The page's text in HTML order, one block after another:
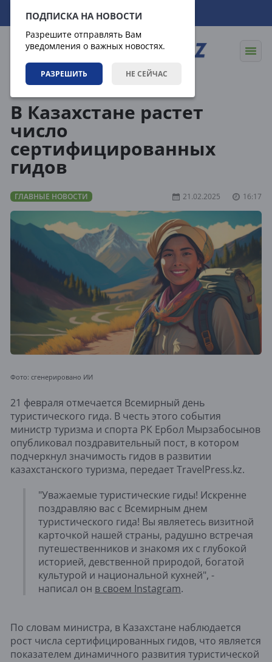
ПОДПИСКА НА НОВОСТИ
Разрешите отправлять Вам
уведомления о важных новостях.
РАЗРЕШИТЬ НЕ СЕЙЧАС
10.08.2026 13:16:22
В Казахстане растет
число
сертифицированных
гидов
ГЛАВНЫЕ НОВОСТИ 21.02.2025 16:17
Фото: сгенерировано ИИ
21 февраля отмечается Всемирный день
туристического гида. В честь этого события
министр туризма и спорта РК Ербол Мырзабосынов
опубликовал поздравительный пост, в котором
подчеркнул значимость гидов в развитии
казахстанского туризма, передает TravelPress.kz.
"Уважаемые туристические гиды! Искренне
поздравляю вас с Всемирным днем
туристического гида! Вы являетесь визитной
карточкой нашей страны, радушно встречая
путешественников и знакомя их с глубокой
историей, девственной природой, богатой
культурой и национальной кухней", -
написал он в своем Instagram.
По словам министра, в Казахстане наблюдается
рост числа сертифицированных гидов, что является
показателем динамичного развития туристической